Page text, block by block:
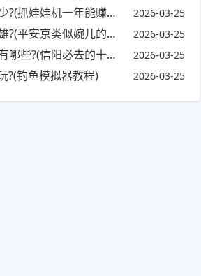
娃娃机一年能赚多少钱) 2026-03-25
京类似婉儿的英雄名字) 2026-03-25
必去的十大景点有哪些地方) 2026-03-25
?(钓鱼模拟器教程) 2026-03-25